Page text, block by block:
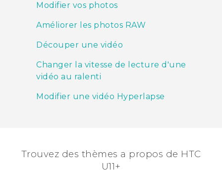
Modifier vos photos
Améliorer les photos RAW
Découper une vidéo
Changer la vitesse de lecture d'une
vidéo au ralenti
Modifier une vidéo Hyperlapse
Trouvez des thèmes a propos de HTC
U11+